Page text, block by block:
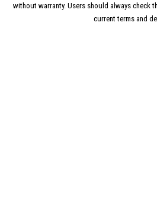
without warranty. Users should always check
current terms and